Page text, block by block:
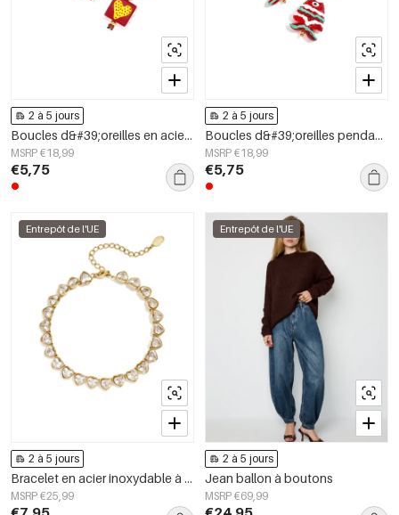
2 à 5 jours
Boucles d&#39;oreilles en acier inoxydable avec perles en forme de cœur, collection Daily Simple, bijoux pour femmes
MSRP €18,99
€5,75
2 à 5 jours
Boucles d&#39;oreilles pendantes en acier inoxydable, motif poisson, collection Daily Simple, bijoux pour femmes
MSRP €18,99
€5,75
Entrepôt de l'UE
2 à 5 jours
Bracelet en acier inoxydable à maillons en forme de cœur, collection Daily Simple, bijoux pour femmes
MSRP €25,99
Entrepôt de l'UE
2 à 5 jours
Jean ballon à boutons
MSRP €69,99